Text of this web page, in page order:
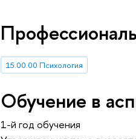
15.00.00 Психология
Обучение в
1-й год обучения